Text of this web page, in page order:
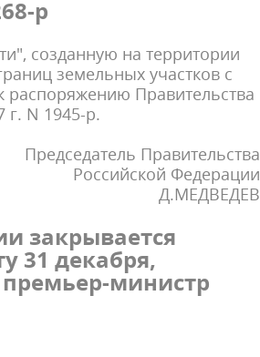
р
созданную на территории
земельных участков с
Правительства
г. N 1945-р.
Председатель Правительства
Российской Федерации
Д.МЕДВЕДЕВ
закрывается
31 декабря,
министр